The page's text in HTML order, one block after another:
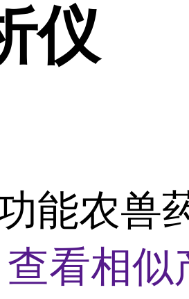
仪
能农兽
查看相